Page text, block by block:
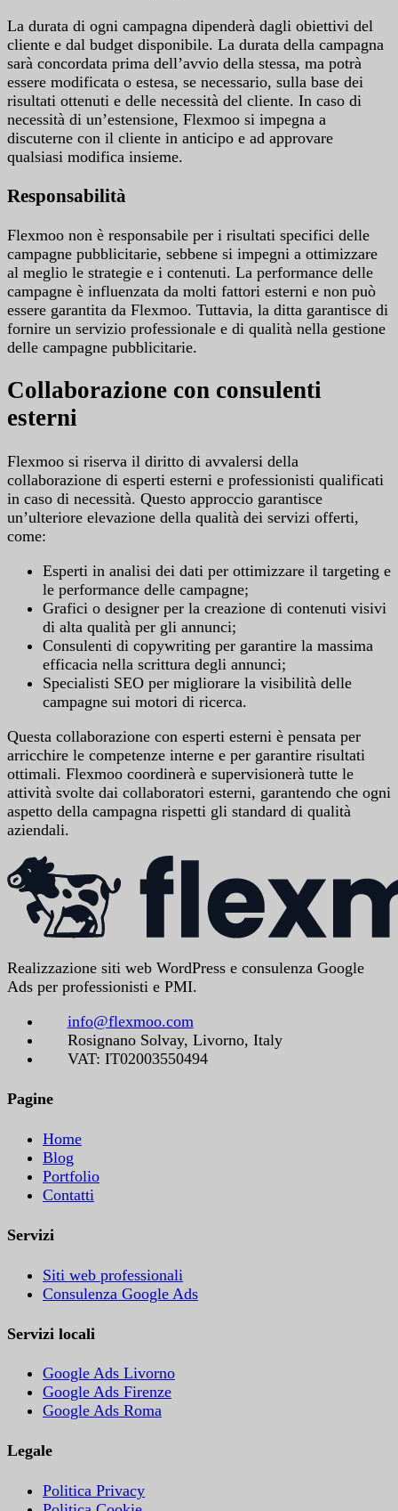
La durata di ogni campagna dipenderà dagli obiettivi del
cliente e dal budget disponibile. La durata della campagna
sarà concordata prima dell’avvio della stessa, ma potrà
essere modificata o estesa, se necessario, sulla base dei
risultati ottenuti e delle necessità del cliente. In caso di
necessità di un’estensione, Flexmoo si impegna a
discuterne con il cliente in anticipo e ad approvare
qualsiasi modifica insieme.
Responsabilità
Flexmoo non è responsabile per i risultati specifici delle
campagne pubblicitarie, sebbene si impegni a ottimizzare
al meglio le strategie e i contenuti. La performance delle
campagne è influenzata da molti fattori esterni e non può
essere garantita da Flexmoo. Tuttavia, la ditta garantisce di
fornire un servizio professionale e di qualità nella gestione
delle campagne pubblicitarie.
Collaborazione con consulenti
esterni
Flexmoo si riserva il diritto di avvalersi della
collaborazione di esperti esterni e professionisti qualificati
in caso di necessità. Questo approccio garantisce
un’ulteriore elevazione della qualità dei servizi offerti,
come:
Esperti in analisi dei dati per ottimizzare il targeting e
le performance delle campagne;
Grafici o designer per la creazione di contenuti visivi
di alta qualità per gli annunci;
Consulenti di copywriting per garantire la massima
efficacia nella scrittura degli annunci;
Specialisti SEO per migliorare la visibilità delle
campagne sui motori di ricerca.
Questa collaborazione con esperti esterni è pensata per
arricchire le competenze interne e per garantire risultati
ottimali. Flexmoo coordinerà e supervisionerà tutte le
attività svolte dai collaboratori esterni, garantendo che ogni
aspetto della campagna rispetti gli standard di qualità
aziendali.
Realizzazione siti web WordPress e consulenza Google
Ads per professionisti e PMI.
info@flexmoo.com
Rosignano Solvay, Livorno, Italy
VAT: IT02003550494
Pagine
Home
Blog
Portfolio
Contatti
Servizi
Siti web professionali
Consulenza Google Ads
Servizi locali
Google Ads Livorno
Google Ads Firenze
Google Ads Roma
Legale
Politica Privacy